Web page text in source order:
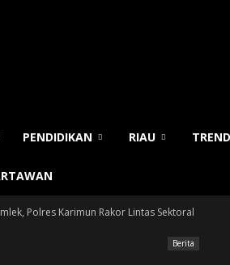
PENDIDIKAN RIAU
Polres Karimun Rakor Lintas Sektoral
Berita